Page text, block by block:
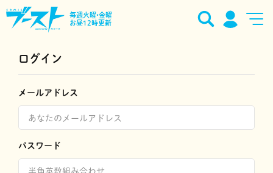
毎週火曜•金曜
お昼12時更新
ログイン
メールアドレス
パスワード